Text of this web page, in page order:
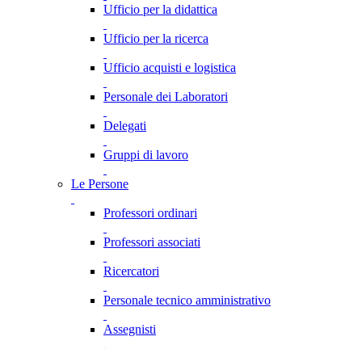
Ufficio per la didattica
Ufficio per la ricerca
Ufficio acquisti e logistica
Personale dei Laboratori
Delegati
Gruppi di lavoro
Le Persone
Professori ordinari
Professori associati
Ricercatori
Personale tecnico amministrativo
Assegnisti